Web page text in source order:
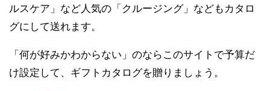
ルスケア」など人気の「クルージング」などもカタロ
グにして送れます。
「何が好みかわからない」のならこのサイトで予算だ
け設定して、ギフトカタログを贈りましょう。